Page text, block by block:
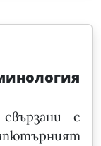
с